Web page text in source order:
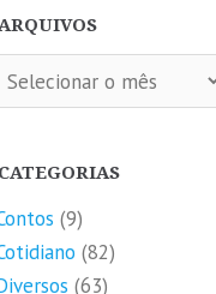
(9)
(82)
(63)